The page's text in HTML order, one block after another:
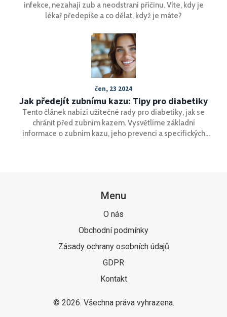
infekce, nezahají zub a neodstraní příčinu. Víte, kdy je
lékař předepíše a co dělat, když je máte?
čen, 23 2024
Jak předejít zubnímu kazu: Tipy pro diabetiky
Tento článek nabízí užitečné rady pro diabetiky, jak se
chránit před zubním kazem. Vysvětlíme základní
informace o zubním kazu, jeho prevenci a specifických
Menu
O nás
Obchodní podmínky
Zásady ochrany osobních údajů
GDPR
Kontakt
© 2026. Všechna práva vyhrazena.